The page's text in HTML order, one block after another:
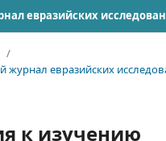
евразийских
/
журнал евразийских
к изучению